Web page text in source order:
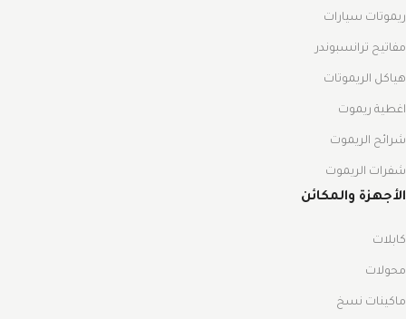
ريموتات سيارات
مفاتيح ترانسبوندر
هياكل الريموتات
اغطية ريموت
شرائح الريموت
شفرات الريموت
الأجهزة والمكائن
كابلات
محولات
ماكينات نسخ